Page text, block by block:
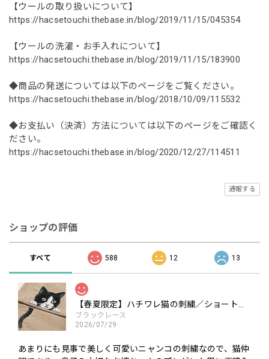
【ウールの取り扱いについて】
https://hacsetouchi.thebase.in/blog/2019/11/15/045354
【ウールの洗濯・お手入れについて】
https://hacsetouchi.thebase.in/blog/2019/11/15/183900
◆商品の発送については以下のページをご覧ください。
https://hacsetouchi.thebase.in/blog/2018/10/09/115532
◆お支払い（決済）方法については以下のページをご確認く
ださい。
https://hacsetouchi.thebase.in/blog/2020/12/27/114511
通報する
ショップの評価
すべて 588 12 13
ブラックレース
2026/07/29
あまりにも見事で美しく可愛いニャンコの刺繍なので、猫仲